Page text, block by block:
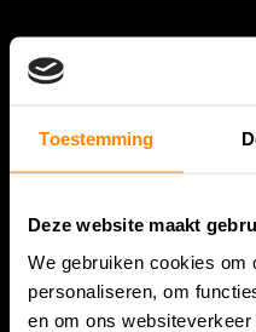
Toestemming
Deze website maakt
We gebruiken cookies om
personaliseren, om
en om ons
Bespanracket.nl is dé